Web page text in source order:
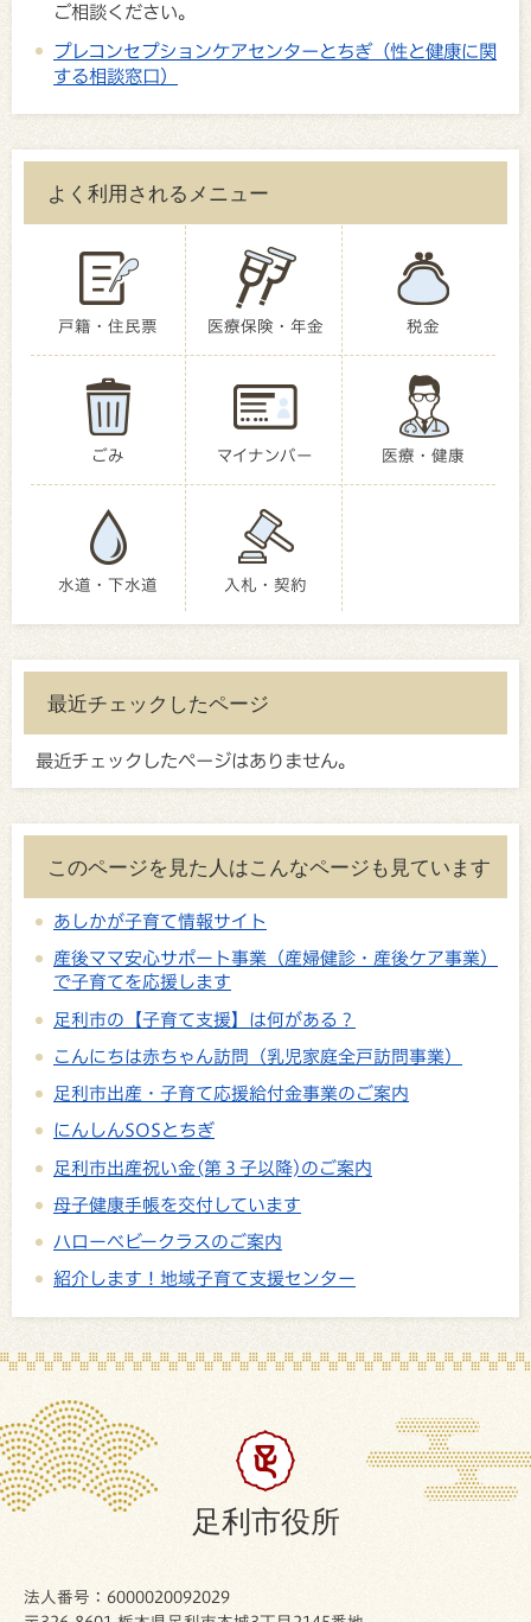
ご相談ください。
プレコンセプションケアセンターとちぎ（性と健康に関
する相談窓口）
よく利用されるメニュー
戸籍・住民票 医療保険・年金 税金
ごみ マイナンバー 医療・健康
水道・下水道 入札・契約
最近チェックしたページ
最近チェックしたページはありません。
このページを見た人はこんなページも見ています
あしかが子育て情報サイト
産後ママ安心サポート事業（産婦健診・産後ケア事業）
で子育てを応援します
足利市の【子育て支援】は何がある？
こんにちは赤ちゃん訪問（乳児家庭全戸訪問事業）
足利市出産・子育て応援給付金事業のご案内
にんしんSOSとちぎ
足利市出産祝い金(第３子以降)のご案内
母子健康手帳を交付しています
ハローベビークラスのご案内
紹介します！地域子育て支援センター
足利市役所
法人番号：6000020092029